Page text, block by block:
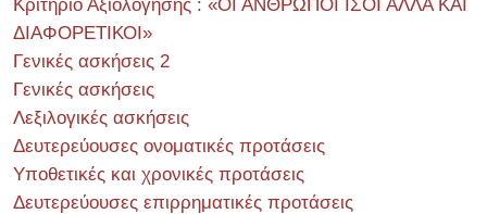
Κριτήριο Αξιολόγησης : «ΟΙ ΑΝΘΡΩΠΟΙ ΙΣΟΙ ΑΛΛΑ ΚΑΙ
ΔΙΑΦΟΡΕΤΙΚΟΙ»
Γενικές ασκήσεις 2
Γενικές ασκήσεις
Λεξιλογικές ασκήσεις
Δευτερεύουσες ονοματικές προτάσεις
Υποθετικές και χρονικές προτάσεις
Δευτερεύουσες επιρρηματικές προτάσεις